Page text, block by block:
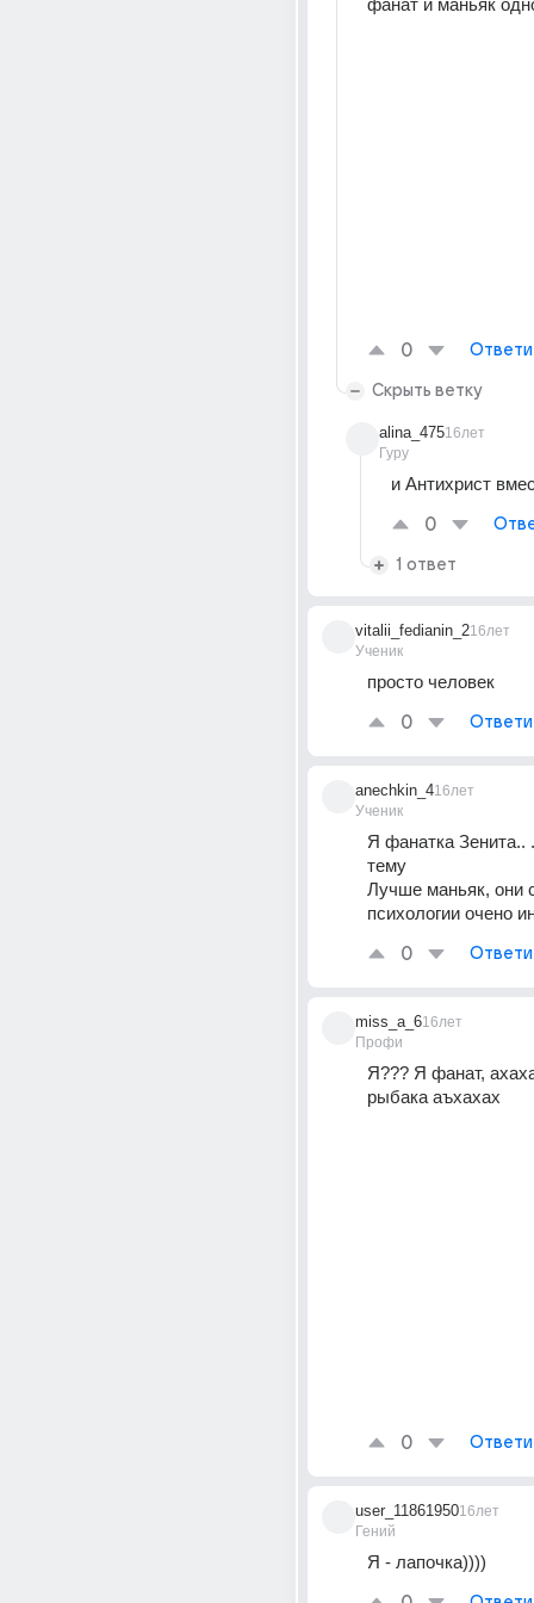
фанат и маньяк
0
Скрыть ветку
alina_475
Гуру
16лет
и Антихрист
0
1 ответ
vitalii_fedianin_2
Ученик
16лет
просто человек
0
anechkin_4
Ученик
16лет
Я фанатка Зенита..
тему
Лучше маньяк, они
психологии очено
0
miss_a_6
Профи
16лет
Я??? Я фанат,
рыбака аъхахах
0
user_11861950
Гений
16лет
Я - лапочка))))